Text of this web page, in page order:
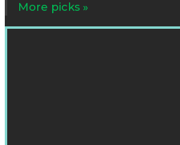
More picks